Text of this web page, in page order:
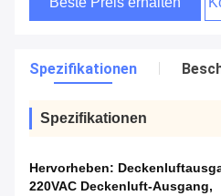
Spezifikationen
Spezifikationen
Hervorheben:
220VAC Deckenluft-Ausgang,